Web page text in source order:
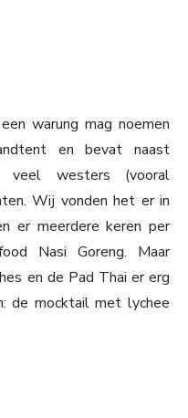
warung mag noemen
en bevat naast
veel westers (vooral
Wij vonden het er in
er meerdere keren per
Nasi Goreng. Maar
en de Pad Thai er erg
de mocktail met lychee